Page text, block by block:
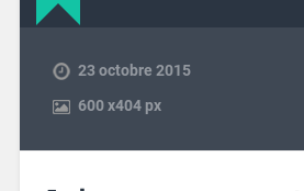
23 octobre 2015
600x404 px